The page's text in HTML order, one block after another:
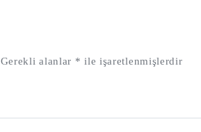
Gerekli alanlar * ile işaretlenmişlerdir